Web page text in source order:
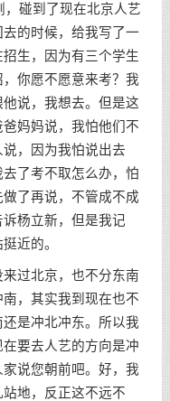
碰到了现在北京人艺
的时候，给我写了一
生，因为有三个学生
你愿不愿意来考？我
说，我想去。但是这
妈妈说，我怕他们不
，因为我怕说出去
了考不取怎么办，怕
了再说，不管成不成
杨立新，但是我记
近的。
过北京，也不分东南
，其实我到现在也不
是冲北冲东。所以我
要去人艺的方向是冲
说您朝前吧。好，我
地，反正这不远不